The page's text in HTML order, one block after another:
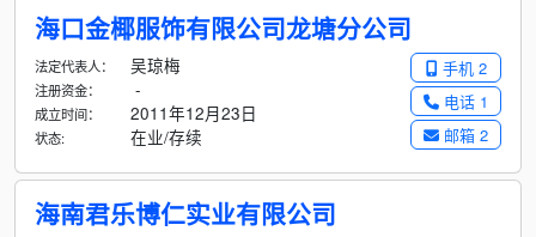
海口金椰服饰有限公司龙塘分公司
手机 2
电话 1
邮箱 2
法定代表人： 吴琼梅
注册资金： -
成立时间： 2011年12月23日
状态: 在业/存续
海南君乐博仁实业有限公司